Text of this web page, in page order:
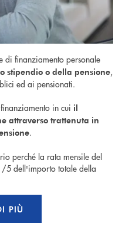
di finanziamento personale
stipendio o della pensione,
ed ai pensionati.
in cui il
attraverso trattenuta in
.
perché la rata mensile del
5 dell'importo totale della
PIÙ